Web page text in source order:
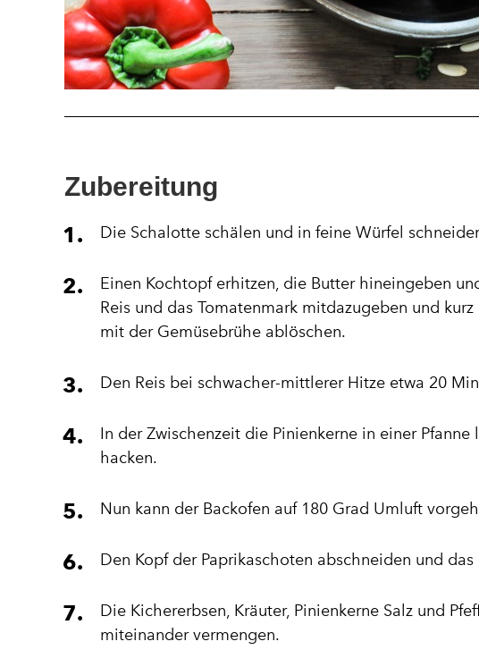
Zubereitung
Die Schalotte schälen und in feine Würfel
Einen Kochtopf erhitzen, die Butter hineingeben
Reis und das Tomatenmark mitdazugeben und
mit der Gemüsebrühe ablöschen.
Den Reis bei schwacher-mittlerer Hitze etwa 20
In der Zwischenzeit die Pinienkerne in einer
hacken.
Nun kann der Backofen auf 180 Grad Umluft
Den Kopf der Paprikaschoten abschneiden und das
Die Kichererbsen, Kräuter, Pinienkerne Salz und
miteinander vermengen.